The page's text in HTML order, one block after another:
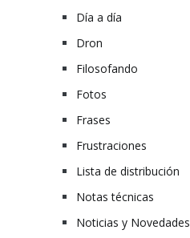
Día a día
Dron
Filosofando
Fotos
Frases
Frustraciones
Lista de distribución
Notas técnicas
Noticias y Novedades